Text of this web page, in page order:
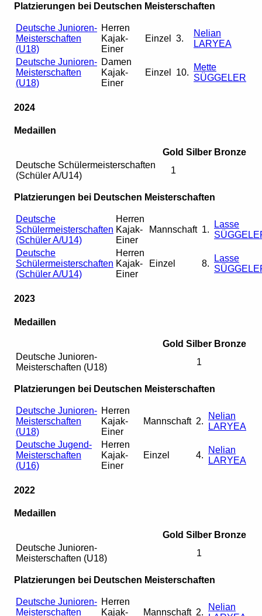
Platzierungen bei Deutschen Meisterschaften
Deutsche Junioren-
Meisterschaften
(U18)
Herren
Kajak-
Einer
Einzel 3.
Nelian
LARYEA
Deutsche Junioren-
Meisterschaften
(U18)
Damen
Kajak-
Einer
Einzel 10.
Mette
SÜGGELER
2024
Medaillen
Gold Silber Bronze
Deutsche Schülermeisterschaften
(Schüler A/U14)
1
Platzierungen bei Deutschen Meisterschaften
Deutsche
Schülermeisterschaften
(Schüler A/U14)
Herren
Kajak-
Einer
Mannschaft 1.
Lasse
Deutsche
Schülermeisterschaften
(Schüler A/U14)
Herren
Kajak-
Einer
Einzel 8.
Lasse
2023
Medaillen
Gold Silber Bronze
Deutsche Junioren-
Meisterschaften (U18)
1
Platzierungen bei Deutschen Meisterschaften
Deutsche Junioren-
Meisterschaften
(U18)
Herren
Kajak-
Einer
Mannschaft 2.
Nelian
LARYEA
Deutsche Jugend-
Meisterschaften
(U16)
Herren
Kajak-
Einer
Einzel 4.
Nelian
LARYEA
2022
Medaillen
Gold Silber Bronze
Deutsche Junioren-
Meisterschaften (U18)
1
Platzierungen bei Deutschen Meisterschaften
Deutsche Junioren-
Meisterschaften
Herren
Kajak-
Mannschaft 2.
Nelian